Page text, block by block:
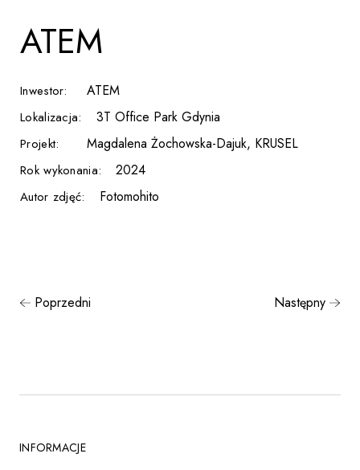
ATEM
Inwestor: ATEM
Lokalizacja: 3T Office Park Gdynia
Projekt: Magdalena Żochowska-Dajuk, KRUSEL
Rok wykonania: 2024
Autor zdjęć: Fotomohito
Poprzedni Następny
INFORMACJE